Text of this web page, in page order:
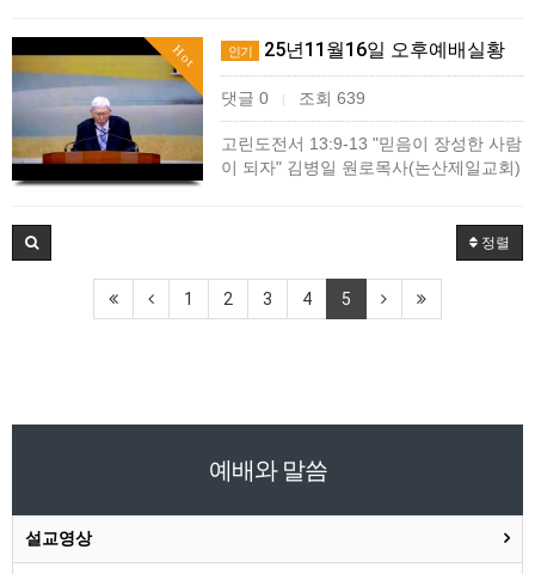
Hot 인기 25년11월16일 오후예배실황
댓글 0 조회 639
고린도전서 13:9-13 "믿음이 장성한 사람
이 되자" 김병일 원로목사(논산제일교회)
정렬
1 2 3 4 5
예배와 말씀
설교영상